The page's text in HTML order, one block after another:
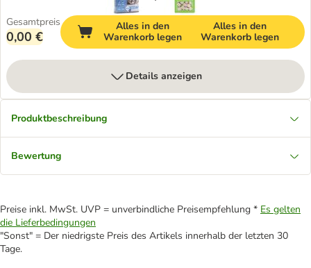
Gesamtpreis
0,00 €
Alles in den
Warenkorb legen
Alles in den
Warenkorb legen
Details anzeigen
Produktbeschreibung
Bewertung
Preise inkl. MwSt. UVP = unverbindliche Preisempfehlung * Es gelten
die Lieferbedingungen
"Sonst" = Der niedrigste Preis des Artikels innerhalb der letzten 30
Tage.